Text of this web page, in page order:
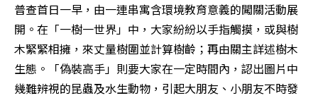
普查首日一早，由一連串寓含環境教育意義的闖關活動展
開。在「一樹一世界」中，大家紛紛以手指觸摸，或與樹
木緊緊相擁，來丈量樹圍並計算樹齡；再由關主詳述樹木
生態。「偽裝高手」則要大家在一定時間內，認出圖片中
幾難辨視的昆蟲及水生動物，引起大朋友、小朋友不時發